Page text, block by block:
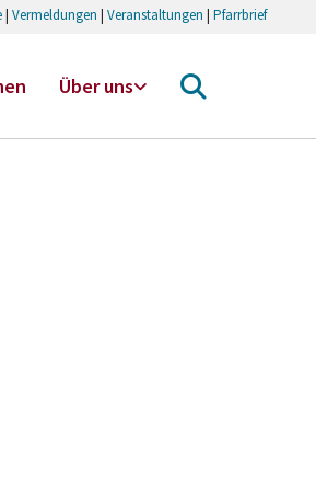
| Vermeldungen | Veranstaltungen | Pfarrbrief
Über uns